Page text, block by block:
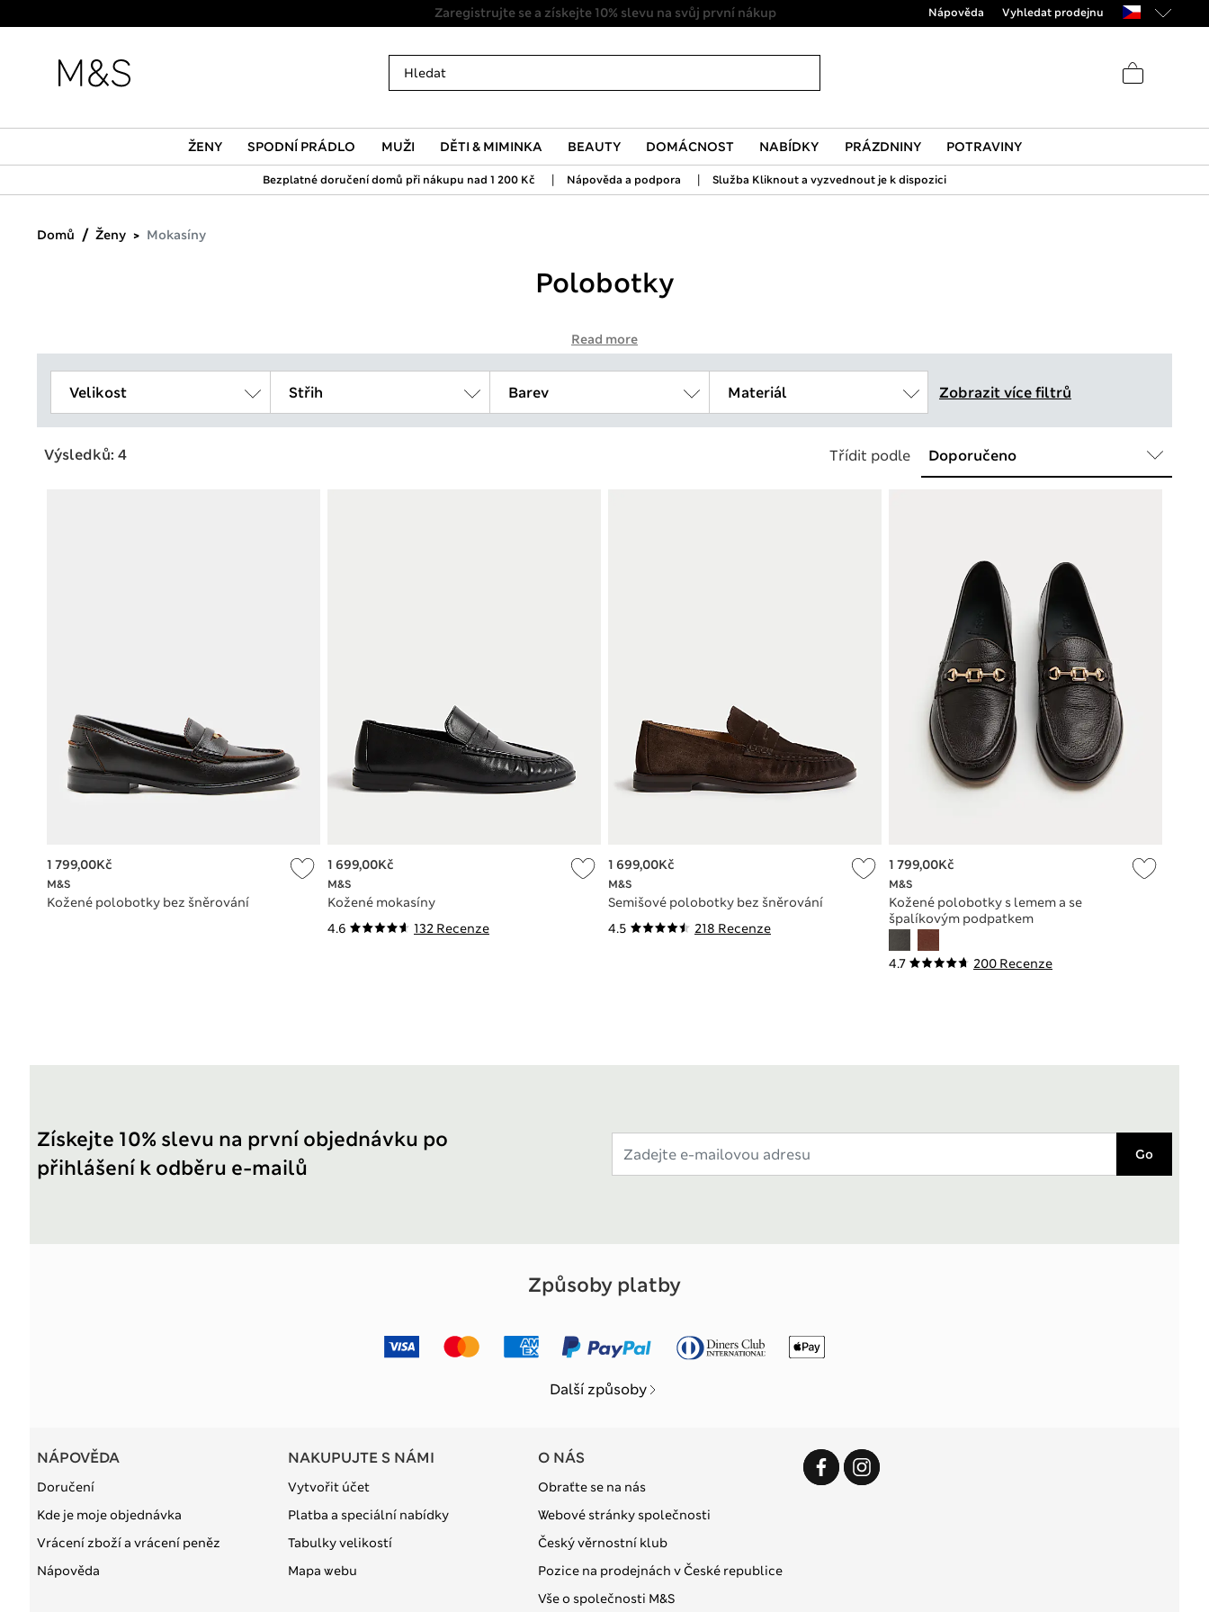
Zaregistrujte se a získejte 10% slevu na svůj první nákup Nápověda Vyhledat prodejnu
ŽENY SPODNÍ PRÁDLO MUŽI DĚTI & MIMINKA BEAUTY DOMÁCNOST NABÍDKY PRÁZDNINY POTRAVINY
Bezplatné doručení domů při nákupu nad 1 200 Kč | Nápověda a podpora | Služba Kliknout a vyzvednout je k dispozici
Domů Ženy Mokasíny
Polobotky
Read more
Velikost Střih Barev Materiál Zobrazit více filtrů
Výsledků: 4 Třídit podle
M&S
Kožené polobotky bez šněrování
1 799,00Kč
4.6 132 Recenze
M&S
Kožené mokasíny
1 699,00Kč
4.5 218 Recenze
M&S
Semišové polobotky bez šněrování
1 699,00Kč
4.7 200 Recenze
M&S
Kožené polobotky s lemem a se
špalíkovým podpatkem
1 799,00Kč
Získejte 10% slevu na první objednávku po
přihlášení k odběru e-mailů
Go
Způsoby platby
Další způsoby
NÁPOVĚDA
Doručení
Kde je moje objednávka
Vrácení zboží a vrácení peněz
Nápověda
NAKUPUJTE S NÁMI
Vytvořit účet
Platba a speciální nabídky
Tabulky velikostí
Mapa webu
O NÁS
Obraťte se na nás
Webové stránky společnosti
Český věrnostní klub
Pozice na prodejnách v České republice
Vše o společnosti M&S